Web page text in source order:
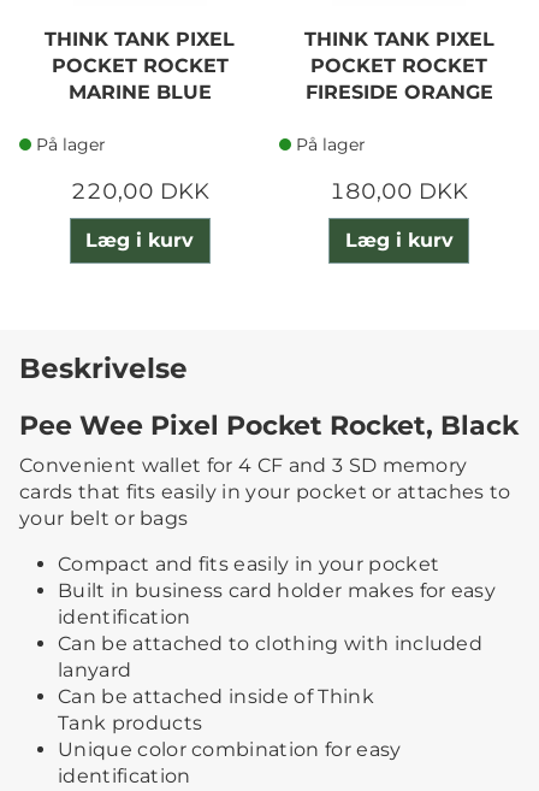
THINK TANK PIXEL
POCKET ROCKET
MARINE BLUE
På lager
220,00 DKK
Læg i kurv
THINK TANK PIXEL
POCKET ROCKET
FIRESIDE ORANGE
På lager
180,00 DKK
Læg i kurv
Beskrivelse
Pee Wee Pixel Pocket Rocket, Black
Convenient wallet for 4 CF and 3 SD memory
cards that fits easily in your pocket or attaches to
your belt or bags
Compact and fits easily in your pocket
Built in business card holder makes for easy
identification
Can be attached to clothing with included
lanyard
Can be attached inside of Think
Tank products
Unique color combination for easy
identification